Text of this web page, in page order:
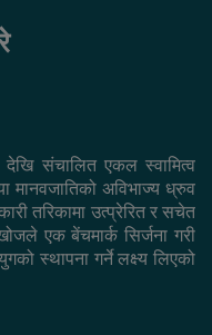
देखि संचालित एकल स्वामित्व
मानवजातिको अविभाज्य ध्रुव
तरिकामा उत्प्रेरित र सचेत
एक बेंचमार्क सिर्जना गरी
स्थापना गर्ने लक्ष्य लिएको